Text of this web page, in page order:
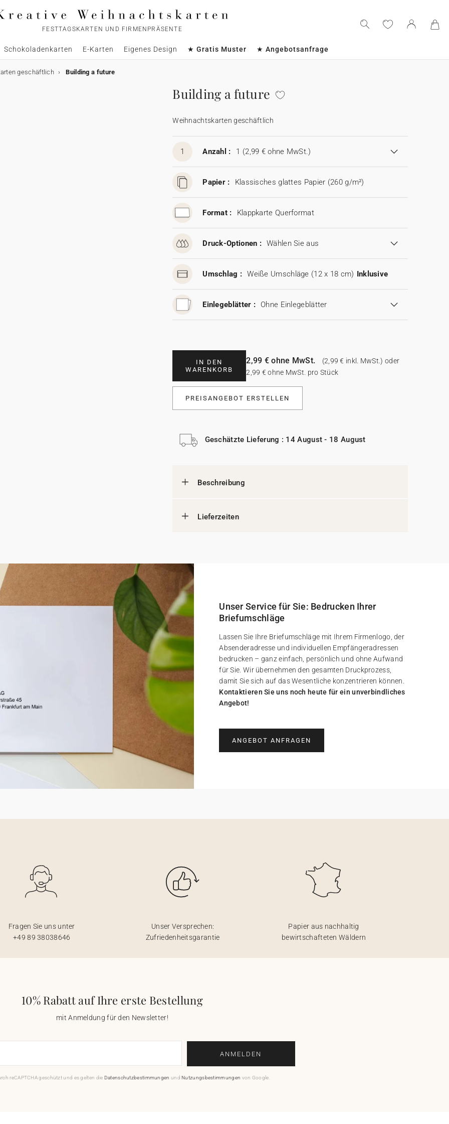
FESTTAGSKARTEN UND FIRMENPRÄSENTE
Schokoladenkarten E-Karten Eigenes Design ★ Gratis Muster ★ Angebotsanfrage
geschäftlich Building a future
Building a future
Weihnachtskarten geschäftlich
1 Anzahl : 1 (2,99 € ohne MwSt.)
Papier : Klassisches glattes Papier (260 g/m²)
Format : Klappkarte Querformat
Druck-Optionen : Wählen Sie aus
Umschlag : Weiße Umschläge (12 x 18 cm) Inklusive
Einlegeblätter : Ohne Einlegeblätter
IN DEN
WARENKORB
2,99 € ohne MwSt.
(2,99 € inkl. MwSt.) oder
2,99 € ohne MwSt. pro Stück
PREISANGEBOT ERSTELLEN
Geschätzte Lieferung : 14 August - 18 August
Beschreibung
Lieferzeiten
Unser Service für Sie: Bedrucken Ihrer
Briefumschläge
Lassen Sie Ihre Briefumschläge mit Ihrem Firmenlogo, der
Absenderadresse und individuellen Empfängeradressen
bedrucken – ganz einfach, persönlich und ohne Aufwand
für Sie. Wir übernehmen den gesamten Druckprozess,
damit Sie sich auf das Wesentliche konzentrieren können.
Kontaktieren Sie uns noch heute für ein unverbindliches
Angebot!
ANGEBOT ANFRAGEN
Fragen Sie uns unter
+49 89 38038646
Unser Versprechen:
Zufriedenheitsgarantie
Papier aus nachhaltig
bewirtschafteten Wäldern
10% Rabatt auf Ihre erste Bestellung
mit Anmeldung für den Newsletter!
ANMELDEN
reCAPTCHA geschützt und es gelten die Datenschutzbestimmungen und Nutzungsbestimmungen von Google.